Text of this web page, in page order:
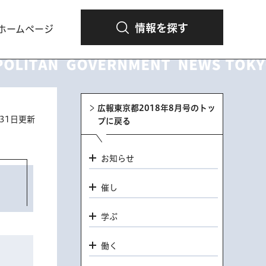
ームページ 情報を探す
日更新
広報東京都2018年8月号のトッ
プに戻る
お知らせ
催し
学ぶ
働く